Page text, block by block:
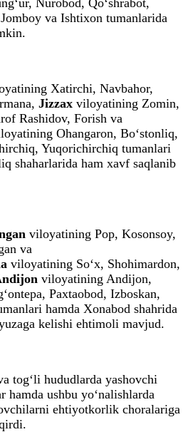
va Ishtixon tumanlarida
Xatirchi, Navbahor,
Jizzax viloyatining Zomin,
Rashidov, Forish va
Ohangaron, Bo‘stonliq,
Yuqorichirchiq tumanlari
shaharlarida ham xavf saqlanib
viloyatining Pop, Kosonsoy,
va
viloyatining So‘x, Shohimardon,
viloyatining Andijon,
Paxtaobod, Izboskan,
hamda Xonabod shahrida
kelishi ehtimoli mavjud.
tog‘li hududlarda yashovchi
ushbu yo‘nalishlarda
ehtiyotkorlik choralariga